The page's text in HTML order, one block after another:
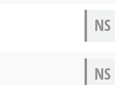
NS
NS